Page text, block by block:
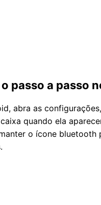
o passo a passo
abra as configurações,
quando ela
o ícone